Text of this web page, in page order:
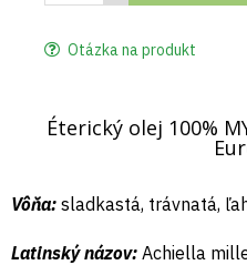
Otázka na produkt
Éterický olej 100%
Vôňa: sladkastá, trávnatá,
Latinský názov: Achiella